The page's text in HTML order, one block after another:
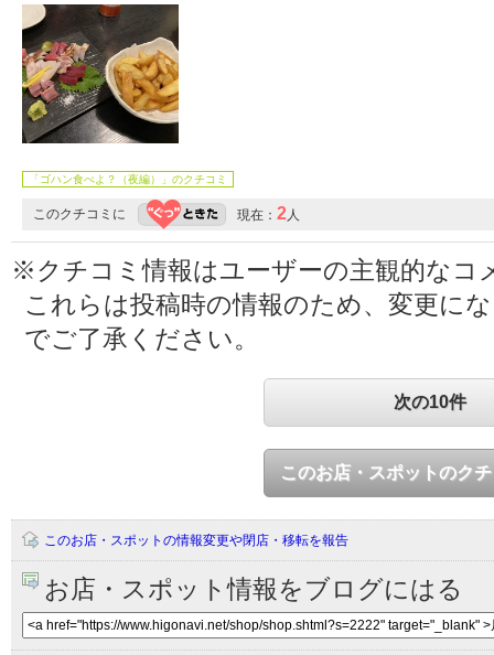
「ゴハン食べよ？（夜編）」のクチコミ
このクチコミに 現在： 2人
※クチコミ情報はユーザーの主観的なコ
これらは投稿時の情報のため、変更に
でご了承ください。
次の10件
このお店・スポットのク
このお店・スポットの情報変更や閉店・移転を報告
お店・スポット情報をブログにはる